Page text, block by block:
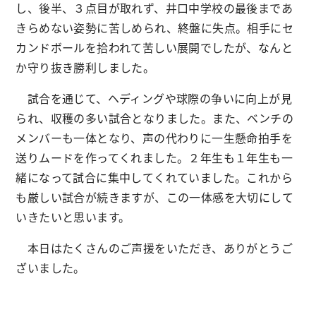
し、後半、３点目が取れず、井口中学校の最後まであ
きらめない姿勢に苦しめられ、終盤に失点。相手にセ
カンドボールを拾われて苦しい展開でしたが、なんと
か守り抜き勝利しました。
試合を通じて、ヘディングや球際の争いに向上が見
られ、収穫の多い試合となりました。また、ベンチの
メンバーも一体となり、声の代わりに一生懸命拍手を
送りムードを作ってくれました。２年生も１年生も一
緒になって試合に集中してくれていました。これから
も厳しい試合が続きますが、この一体感を大切にして
いきたいと思います。
本日はたくさんのご声援をいただき、ありがとうご
ざいました。